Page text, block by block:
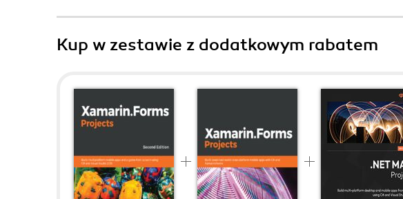
Kup w zestawie z dodatkowym rabatem